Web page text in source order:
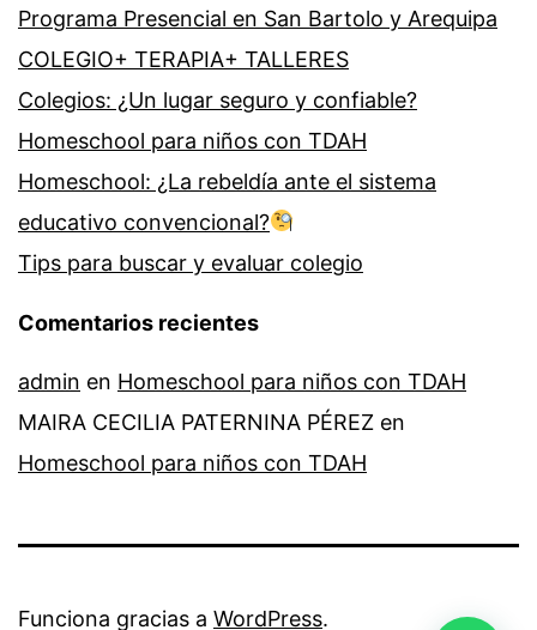
Programa Presencial en San Bartolo y Arequipa
COLEGIO+ TERAPIA+ TALLERES
Colegios: ¿Un lugar seguro y confiable?
Homeschool para niños con TDAH
Homeschool: ¿La rebeldía ante el sistema
educativo convencional?
Tips para buscar y evaluar colegio
Comentarios recientes
admin en Homeschool para niños con TDAH
MAIRA CECILIA PATERNINA PÉREZ en
Homeschool para niños con TDAH
Funciona gracias a WordPress.